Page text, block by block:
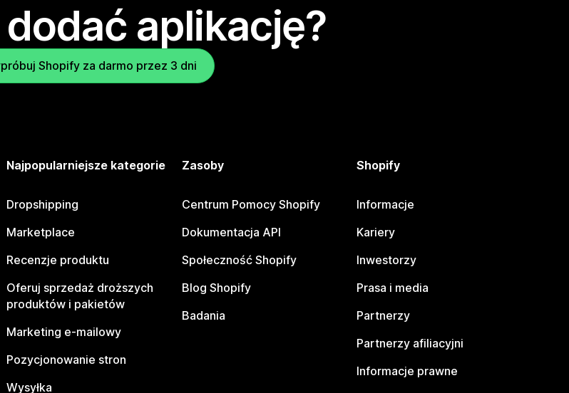
aplikację?
Shopify za darmo przez 3 dni
Najpopularniejsze kategorie
Dropshipping
Marketplace
Recenzje produktu
Oferuj sprzedaż droższych
produktów i pakietów
Marketing e-mailowy
Pozycjonowanie stron
Wysyłka
Zasoby
Centrum Pomocy Shopify
Dokumentacja API
Społeczność Shopify
Blog Shopify
Badania
Shopify
Informacje
Kariery
Inwestorzy
Prasa i media
Partnerzy
Partnerzy afiliacyjni
Informacje prawne